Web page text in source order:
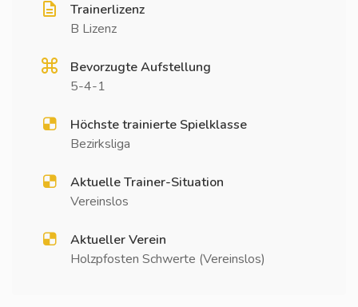
Trainerlizenz
B Lizenz
Bevorzugte Aufstellung
5-4-1
Höchste trainierte Spielklasse
Bezirksliga
Aktuelle Trainer-Situation
Vereinslos
Aktueller Verein
Holzpfosten Schwerte (Vereinslos)